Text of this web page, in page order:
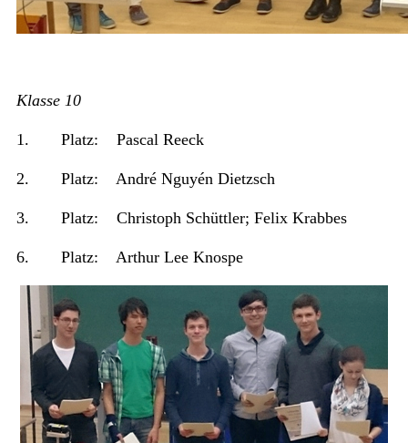
Klasse 10
1. Platz: Pascal Reeck
2. Platz: André Nguyén Dietzsch
3. Platz: Christoph Schüttler; Felix Krabbes
6. Platz: Arthur Lee Knospe